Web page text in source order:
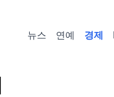
뉴스 연예 경제